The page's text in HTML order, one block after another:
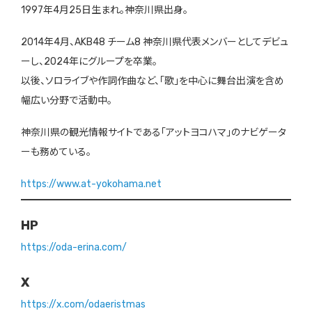
1997年4月25日生まれ。神奈川県出身。
2014年4月、AKB48 チーム8 神奈川県代表メンバーとしてデビュ
ーし、2024年にグループを卒業。
以後、ソロライブや作詞作曲など、「歌」を中心に舞台出演を含め
幅広い分野で活動中。
神奈川県の観光情報サイトである「アットヨコハマ」のナビゲータ
ーも務めている。
https://www.at-yokohama.net
HP
https://oda-erina.com/
X
https://x.com/odaeristmas